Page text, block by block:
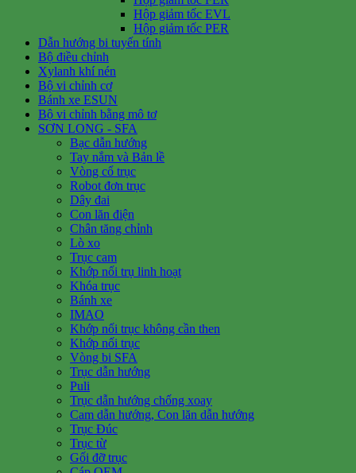
Hộp giảm tốc EVL
Hộp giảm tốc PER
Dẫn hướng bi tuyến tính
Bộ điều chỉnh
Xylanh khí nén
Bộ vi chỉnh cơ
Bánh xe ESUN
Bộ vi chỉnh bằng mô tơ
SƠN LONG - SFA
Bạc dẫn hướng
Tay nắm và Bản lề
Vòng cổ trục
Robot đơn trục
Dây đai
Con lăn điện
Chân tăng chỉnh
Lò xo
Trục cam
Khớp nối trụ linh hoạt
Khóa trục
Bánh xe
IMAO
Khớp nối trục không cần then
Khớp nối trục
Vòng bi SFA
Trục dẫn hướng
Puli
Trục dẫn hướng chống xoay
Cam dẫn hướng, Con lăn dẫn hướng
Trục Đúc
Trục từ
Gối đỡ trục